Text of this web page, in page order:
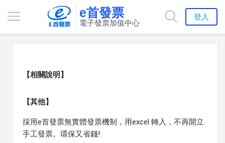
e首發票
電子發票加值中心
登入
【相關說明】
【其他】
採用e首發票無實體發票機制，用excel 轉入，不再開立
手工發票。環保又省錢!